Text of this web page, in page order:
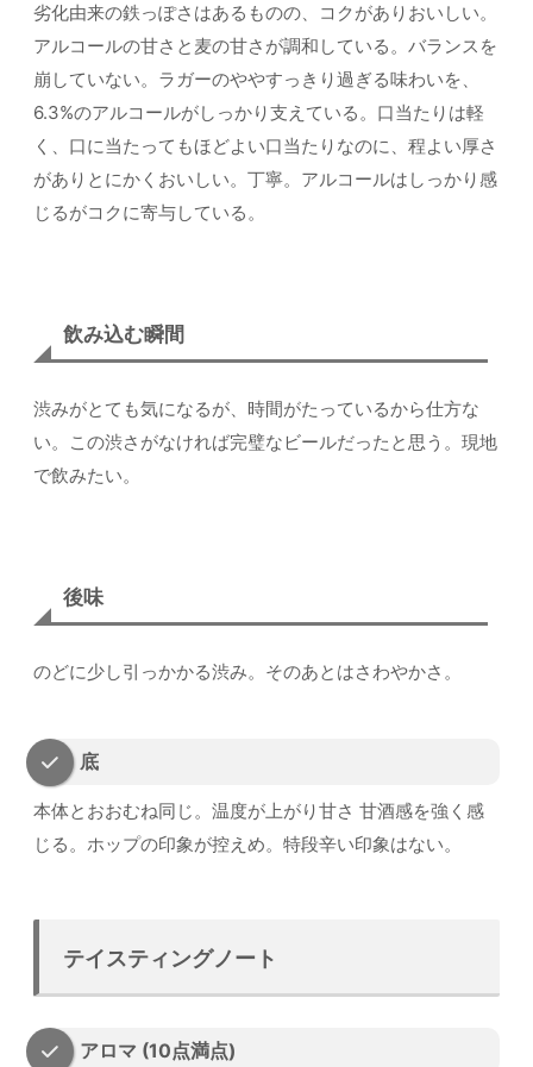
劣化由来の鉄っぽさはあるものの、コクがありおいしい。
アルコールの甘さと麦の甘さが調和している。バランスを
崩していない。ラガーのややすっきり過ぎる味わいを、
6.3%のアルコールがしっかり支えている。口当たりは軽
く、口に当たってもほどよい口当たりなのに、程よい厚さ
がありとにかくおいしい。丁寧。アルコールはしっかり感
じるがコクに寄与している。
飲み込む瞬間
渋みがとても気になるが、時間がたっているから仕方な
い。この渋さがなければ完璧なビールだったと思う。現地
で飲みたい。
後味
のどに少し引っかかる渋み。そのあとはさわやかさ。
底
本体とおおむね同じ。温度が上がり甘さ 甘酒感を強く感
じる。ホップの印象が控えめ。特段辛い印象はない。
テイスティングノート
アロマ (10点満点)